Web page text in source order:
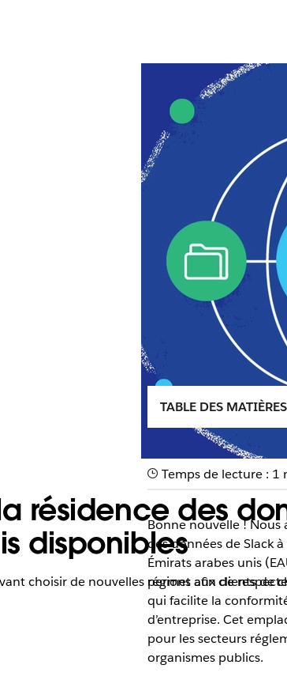
résidence des
disponibles
choisir de nouvelles régions afin de
TABLE DES MATIÈRES
Temps de lecture : 1
Bonne nouvelle ! Nous
des données de Slack
Émirats arabes unis
permet aux clients de
qui facilite la
d’entreprise. Cet
pour les secteurs
organismes publics.